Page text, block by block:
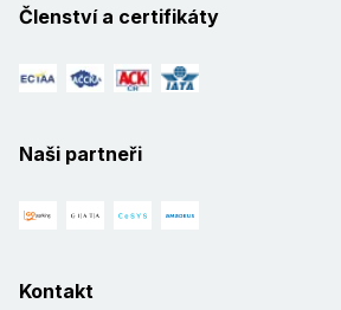
Členství a certifikáty
Naši partneři
Kontakt